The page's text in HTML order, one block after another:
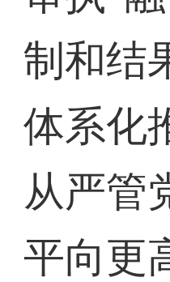
制和结
体系化
从严管
平向更